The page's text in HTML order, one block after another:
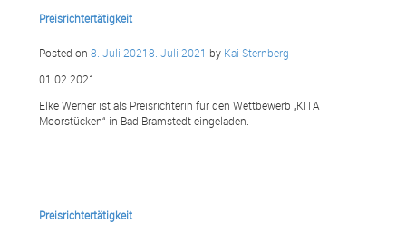
Preisrichtertätigkeit
Posted on 8. Juli 20218. Juli 2021 by Kai Sternberg
01.02.2021
Elke Werner ist als Preisrichterin für den Wettbewerb „KITA
Moorstücken“ in Bad Bramstedt eingeladen.
Preisrichtertätigkeit